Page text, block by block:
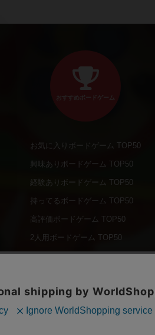
おすすめボードゲーム
お気に入りボードゲーム TOP50
興味ありボードゲーム TOP50
経験ありボードゲーム TOP50
持ってるボードゲーム TOP50
高評価ボードゲーム TOP50
2人用ボードゲーム TOP50
3～4人用ボードゲーム TOP50